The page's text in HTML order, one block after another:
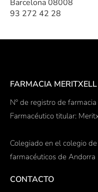
Barcelona 08008
93 272 42 28
FARMACIA MERITXELL
Nº de registro de
Farmacéutico titular:
Colegiado en el colegio de
farmacéuticos de Andorra
CONTACTO